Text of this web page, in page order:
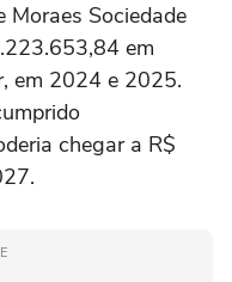
Moraes Sociedade
em
em 2024 e 2025.
chegar a R$